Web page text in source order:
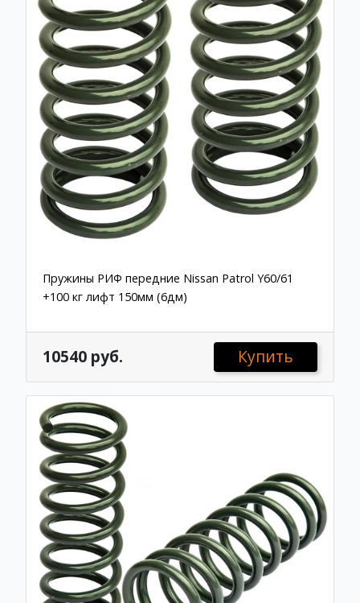
Пружины РИФ передние Nissan Patrol Y60/61
+100 кг лифт 150мм (6дм)
10540 руб. Купить